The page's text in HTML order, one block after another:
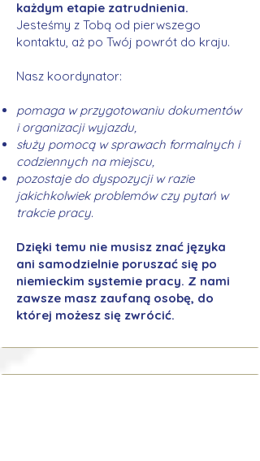
każdym etapie zatrudnienia.
Jesteśmy z Tobą od pierwszego
kontaktu, aż po Twój powrót do kraju.
Nasz koordynator:
pomaga w przygotowaniu dokumentów
i organizacji wyjazdu,
służy pomocą w sprawach formalnych i
codziennych na miejscu,
pozostaje do dyspozycji w razie
jakichkolwiek problemów czy pytań w
trakcie pracy.
Dzięki temu nie musisz znać języka
ani samodzielnie poruszać się po
niemieckim systemie pracy. Z nami
zawsze masz zaufaną osobę, do
której możesz się zwrócić.